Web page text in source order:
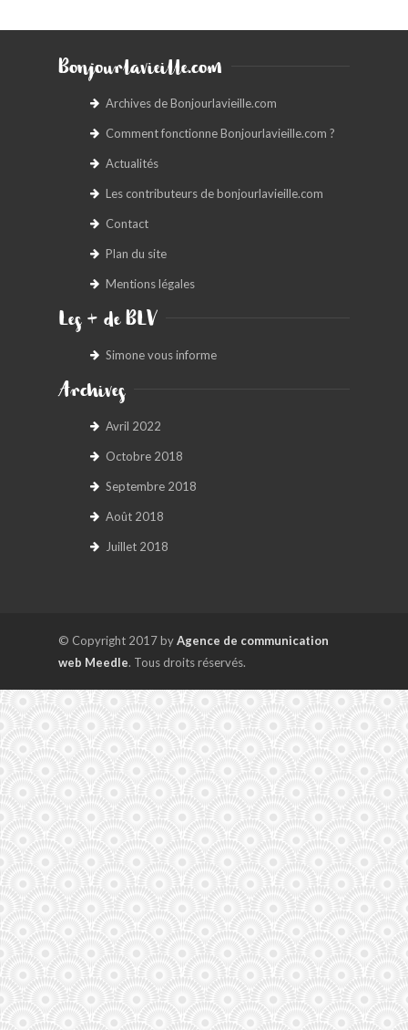
Bonjourlavieille.com
Archives de Bonjourlavieille.com
Comment fonctionne Bonjourlavieille.com ?
Actualités
Les contributeurs de bonjourlavieille.com
Contact
Plan du site
Mentions légales
Les + de BLV
Simone vous informe
Archives
Avril 2022
Octobre 2018
Septembre 2018
Août 2018
Juillet 2018
© Copyright 2017 byAgence de communication
web Meedle. Tous droits réservés.